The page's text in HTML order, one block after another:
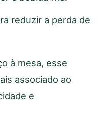
reduzir a perda de
à mesa, esse
associado ao
e